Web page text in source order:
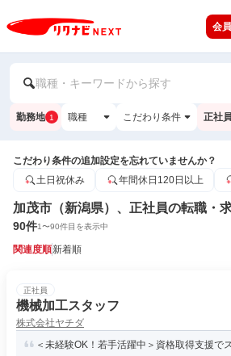
会
職種・キーワードから探す
勤務地 1 職種 こだわり条件 正社員
こだわり条件の追加設定を忘れていませんか？
土日祝休み
年間休日120日以上
加茂市（新潟県）、正社員の転職・
90件1〜90件目を表示中
関連度順新着順
正社員
機械加工スタッフ
株式会社ヤチダ
＜未経験OK！若手活躍中＞資格取得支援で